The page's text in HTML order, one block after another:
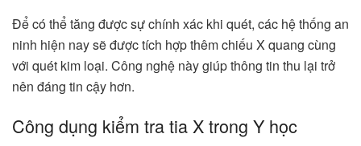
Để có thể tăng được sự chính xác khi quét, các hệ thống an
ninh hiện nay sẽ được tích hợp thêm chiếu X quang cùng
với quét kim loại. Công nghệ này giúp thông tin thu lại trở
nên đáng tin cậy hơn.
Công dụng kiểm tra tia X trong Y học